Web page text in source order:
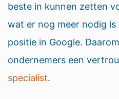
beste in kunnen zetten
wat er nog meer nodig is
positie in Google.
ondernemers een
specialist.